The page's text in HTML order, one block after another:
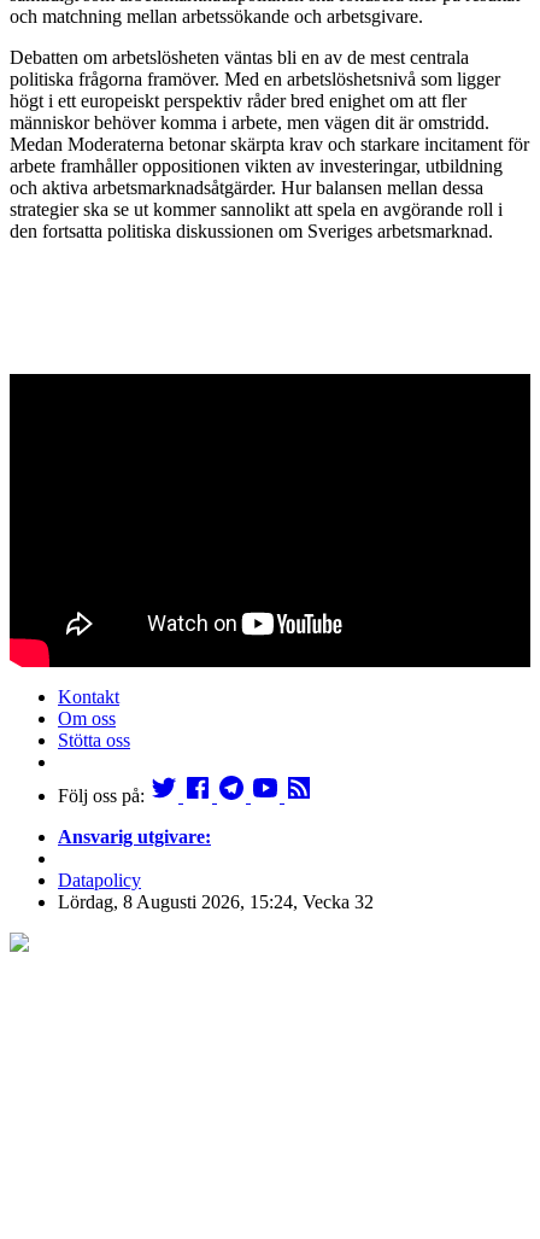
och matchning mellan arbetssökande och arbetsgivare.
Debatten om arbetslösheten väntas bli en av de mest centrala
politiska frågorna framöver. Med en arbetslöshetsnivå som ligger
högt i ett europeiskt perspektiv råder bred enighet om att fler
människor behöver komma i arbete, men vägen dit är omstridd.
Medan Moderaterna betonar skärpta krav och starkare incitament för
arbete framhåller oppositionen vikten av investeringar, utbildning
och aktiva arbetsmarknadsåtgärder. Hur balansen mellan dessa
strategier ska se ut kommer sannolikt att spela en avgörande roll i
den fortsatta politiska diskussionen om Sveriges arbetsmarknad.
Kontakt
Om oss
Stötta oss
Följ oss på:
Ansvarig utgivare:
Datapolicy
Lördag, 8 Augusti 2026, 15:24, Vecka 32